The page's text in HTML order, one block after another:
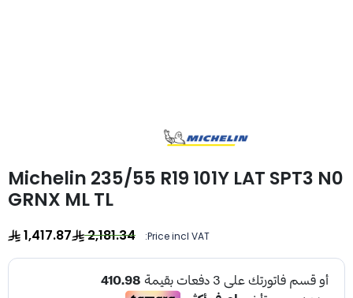
Michelin 235/55 R19 101Y LAT SPT3 N0
GRNX ML TL
Price incl VAT:
2,181.34
1,417.87